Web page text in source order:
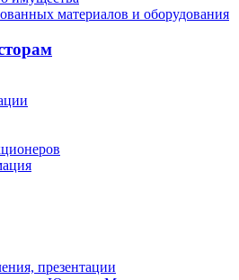
материалов и оборудования
презентации